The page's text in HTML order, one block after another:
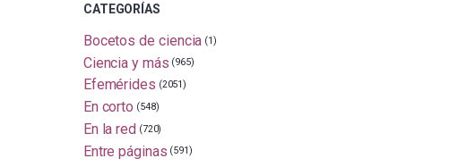
CATEGORÍAS
Bocetos de ciencia (1)
Ciencia y más (965)
Efemérides (2051)
En corto (548)
En la red (720)
Entre páginas (591)